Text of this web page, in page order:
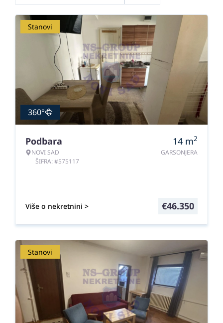
Stanovi
360°
Podbara
NOVI SAD
ŠIFRA: #575117
14 m2
GARSONJERA
Više o nekretnini > €46.350
Stanovi